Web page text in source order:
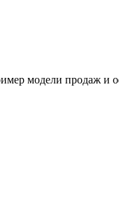
модели продаж